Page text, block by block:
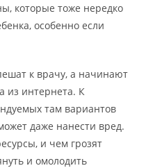
которые тоже нередко
особенно если
к врачу, а начинают
из интернета. К
там вариантов
даже нанести вред.
и чем грозят
и омолодить